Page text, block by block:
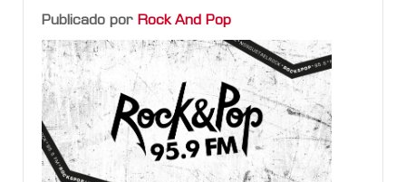
Publicado por Rock And Pop